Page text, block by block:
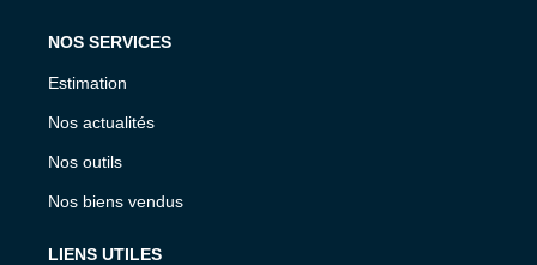
NOS SERVICES
Estimation
Nos actualités
Nos outils
Nos biens vendus
LIENS UTILES